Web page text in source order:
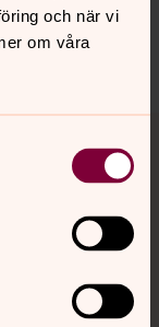
och när vi
om våra